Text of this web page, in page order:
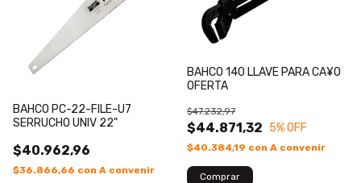
BAHCO PC-22-FILE-U7
SERRUCHO UNIV 22"
$40.962,96
$36.866,66 con A convenir
BAHCO 140 LLAVE PARA CA¥O
OFERTA
$44.871,32
$47.232,97
5% OFF
$40.384,19 con A convenir